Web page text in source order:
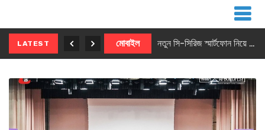
LATEST মোবাইল নতুন সি-সিরিজ স্মার্টফোন নিয়ে আসছে রিয়েলমি